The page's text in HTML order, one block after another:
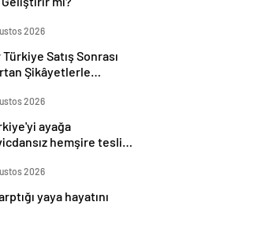
Satış Sonrası
Şikâyetlerle
ayağa
hemşire teslim
yaya hayatını